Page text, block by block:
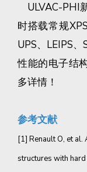
ULVAC-PHI
时搭载常规
UPS、LEIPS
性能的电子结
多详情！
参考文献
[1] Renault O, et
structures with hard